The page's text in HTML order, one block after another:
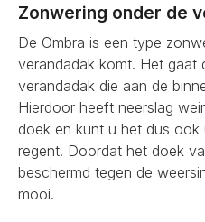
Zonwering onder de
De Ombra is een type
verandadak komt. Het
verandadak die aan de
Hierdoor heeft neerslag
doek en kunt u het dus ook
regent. Doordat het doek
beschermd tegen de
mooi.